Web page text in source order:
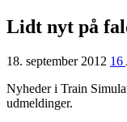
Lidt nyt på
18. september 2012 16
Nyheder i Train
udmeldinger.